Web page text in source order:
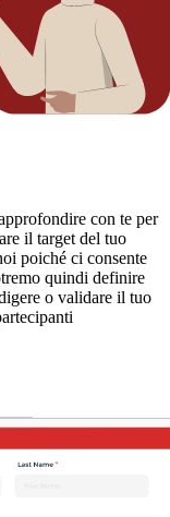
con te per
il target del tuo
poiché ci consente
quindi definire
o validare il tuo